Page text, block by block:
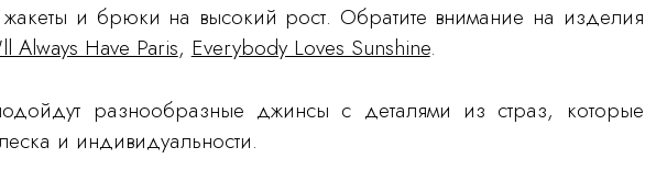
и брюки на высокий рост. Обратите внимание на изделия
Always Have Paris, Everybody Loves Sunshine.
разнообразные джинсы с деталями из страз, которые
и индивидуальности.